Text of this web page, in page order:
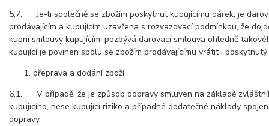
5.7. Je-li společně se zbožím poskytnut kupujícímu dárek, je
prodávajícím a kupujícím uzavřena s rozvazovací podmínkou, že
kupní smlouvy kupujícím, pozbývá darovací smlouva ohledně
kupující je povinen spolu se zbožím prodávajícímu vrátit i
přeprava a dodání zboží
6.1. V případě, že je způsob dopravy smluven na základě
kupujícího, nese kupující riziko a případné dodatečné náklady
dopravy.